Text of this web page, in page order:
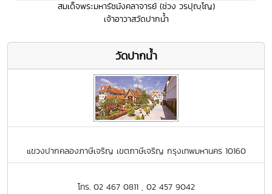
สมเด็จพระมหารัชมังคลาจารย์ (ช่วง วรปุญฺโญ)
เจ้าอาวาสวัดปากน้ำ
วัดปากน้ำ
แขวงปากคลองภาษีเจริญ เขตภาษีเจริญ กรุงเทพมหานคร 10160
โทร. 02 467 0811 , 02 457 9042